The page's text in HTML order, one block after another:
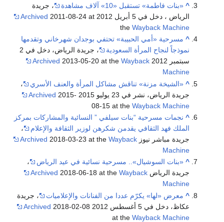
^ «بنات فاطمة» تستقبل «10» آلاف مشاهدة
، جريدة
الرياض ، دخل في 5 أبريل 2012
Archived 2011-08-24 at
theWayback Machine
^ مسرحية «أمي الحبيبة» تحتفي بوجدان شهرخاني وتقدمها
نموذجاً لنجاح المرأة السعودية
، جريدة الرياض، دخل في 2
سبتمبر 2012
Archived 2013-05-20 at theWayback
Machine
^ «الشيخة مزنة» تناقش مشاكل المرأة والعنف الأسري
،
جريدة الرياض، نشر في 23 يوليو 2015
Archived 2015-
08-15 at theWayback Machine
^ نجمات مسرحية “بنات سيلفي ” النسائية والمشاركات بمركز
الملك فهد الثقافي يقدمن شكرهن لوزير الثقافة والإعلام
،
جريدة مباشر نيوز
Archived 2018-03-23 at theWayback
Machine
^ «بنات السوشيال».. مسرحية نسائية في عيد الرياض
،
جريدة الرياض
Archived 2018-06-18 at theWayback
Machine
^ معرض «لها» يكرّم عددا من الفنانات والإعلاميات
، جريدة
عكاظ، دخل في 5 أغسطس 2012
Archived 2018-02-08
at theWayback Machine